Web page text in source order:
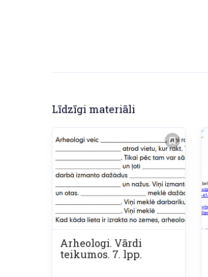
Līdzīgi materiāli
Arheologi. Vārdi
teikumos. 7. lpp.